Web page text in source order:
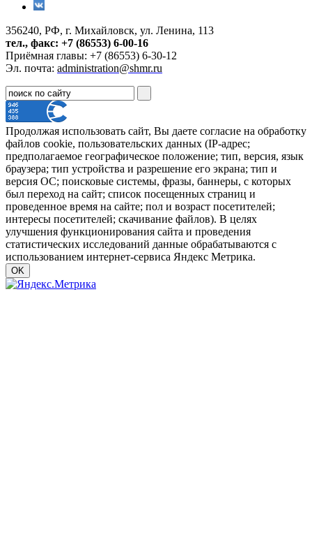
356240, РФ, г. Михайловск, ул. Ленина, 113
тел., факс: +7 (86553) 6-00-16
Приёмная главы: +7 (86553) 6-30-12
Эл. почта: administration@shmr.ru
Продолжая использовать сайт, Вы даете согласие на обработку
файлов cookie, пользовательских данных (IP-адрес;
предполагаемое географическое положение; тип, версия, язык
браузера; тип устройства и разрешение его экрана; тип и
версия ОС; поисковые системы, фразы, баннеры, с которых
был переход на сайт; список посещенных страниц и
проведенное время на сайте; пол и возраст посетителей;
интересы посетителей; скачивание файлов). В целях
улучшения функционирования сайта и проведения
статистических исследований данные обрабатываются с
использованием интернет-сервиса Яндекс Метрика.
OK